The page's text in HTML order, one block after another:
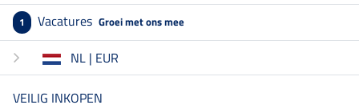
1 Vacatures Groei met ons mee
NL | EUR
VEILIG INKOPEN